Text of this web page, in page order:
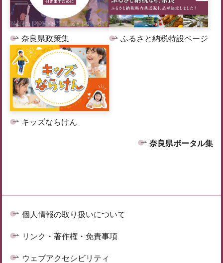
奈良県政策集 ふるさと納税特設ページ
キッズならけん
奈良県ポータル集
個人情報の取り扱いについて
リンク・著作権・免責事項
ウェブアクセシビリティ